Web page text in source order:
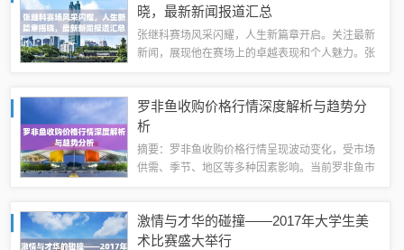
晓，最新新闻报道汇总
张继科赛场风采闪耀，人生新篇章开启。关注最新
新闻，展现他在赛场上的卓越表现和个人魅力。张
前行。自从乒乓球世界冠军张继科在赛场上展...
罗非鱼收购价格行情深度解析与趋势分
析
摘要：罗非鱼收购价格行情呈现波动变化，受市场
供需、季节、地区等多种因素影响。当前罗非鱼市
析，包括当前价格趋势、影响因素以及未来走...
激情与才华的碰撞——2017年大学生美
术比赛盛大举行